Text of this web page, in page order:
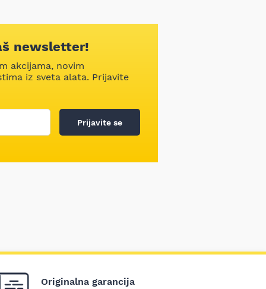
newsletter!
akcijama, novim
iz sveta alata. Prijavite
Prijavite se
Originalna garancija